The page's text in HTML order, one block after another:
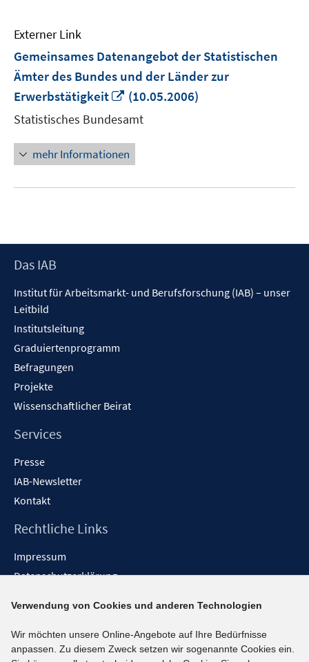
Externer Link
Gemeinsames Datenangebot der Statistischen
Ämter des Bundes und der Länder zur
Erwerbstätigkeit
In
Fenster
öffnen
(10.05.2006)
Statistisches Bundesamt
mehr Informationen
Footer
Das IAB
Institut für Arbeitsmarkt- und Berufsforschung (IAB) – unser
Leitbild
Institutsleitung
Graduiertenprogramm
Befragungen
Projekte
Wissenschaftlicher Beirat
Services
Presse
IAB-Newsletter
Kontakt
Rechtliche Links
Impressum
Datenschutzerklärung
Barrieren melden
Social-Media-Kanäle
Verwendung von Cookies und anderen Technologien
Wir möchten unsere Online-Angebote auf Ihre Bedürfnisse
anpassen. Zu diesem Zweck setzen wir sogenannte Cookies ein.